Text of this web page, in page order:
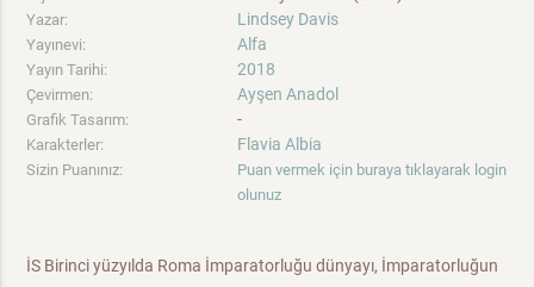
Yazar: Lindsey Davis
Yayınevi: Alfa
Yayın Tarihi: 2018
Çevirmen: Ayşen Anadol
Grafik Tasarım: -
Karakterler: Flavia Albia
Sizin Puanınız:
Puan vermek için buraya tıklayarak login
olunuz
İS Birinci yüzyılda Roma İmparatorluğu dünyayı, İmparatorluğun